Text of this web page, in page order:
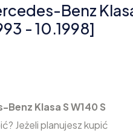
Benz
- 10.1998]
Benz Klasa S W140 S
Jeżeli planujesz kupić